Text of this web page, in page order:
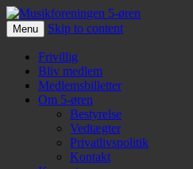
Musikforeningen
Menu Skip to content
Frivillig
Bliv medlem
Medlemsbilletter
Om 5-øren
Bestyrelse
Vedtægter
Privatlivspolitik
Kontakt